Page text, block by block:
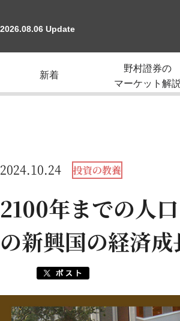
2026.08.06 Update
新着
野村證券の
マーケット解説
2024.10.24 投資の教養
2100年までの人
の新興国の経済